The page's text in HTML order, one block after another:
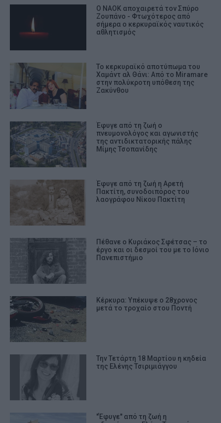
Ο ΝΑΟΚ αποχαιρετά τον Σπύρο
Ζουπάνο - Φτωχότερος από
σήμερα ο κερκυραϊκός ναυτικός
αθλητισμός
Το κερκυραϊκό αποτύπωμα του
Χαμάντ αλ Θάνι: Από το Miramare
στην πολύκροτη υπόθεση της
Ζακύνθου
Έφυγε από τη ζωή ο
πνευμονολόγος και αγωνιστής
της αντιδικτατορικής πάλης
Μίμης Τσοπανίδης
Έφυγε από τη ζωή η Αρετή
Πακτίτη, συνοδοιπόρος του
λαογράφου Νίκου Πακτίτη
Πέθανε ο Κυριάκος Σφέτσας – το
έργο και οι δεσμοί του με το Ιόνιο
Πανεπιστήμιο
Κέρκυρα: Υπέκυψε ο 28χρονος
μετά το τροχαίο στου Ποντή
Την Τετάρτη 18 Μαρτίου η κηδεία
της Ελένης Τσιριμιάγγου
"Έφυγε" από τη ζωή η